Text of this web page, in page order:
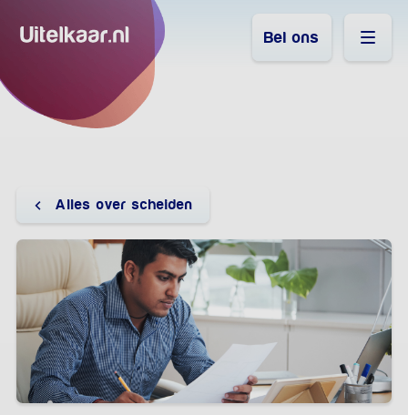
Bel ons
Alles over scheiden